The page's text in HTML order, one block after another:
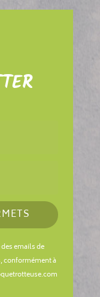
emails de
conformément à